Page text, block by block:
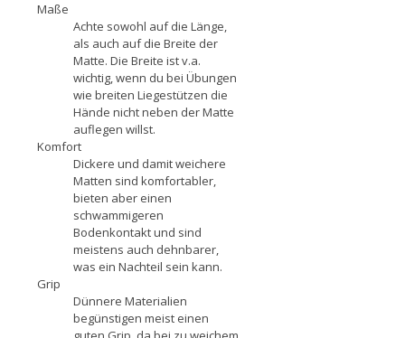
Maße
Achte sowohl auf die Länge,
als auch auf die Breite der
Matte. Die Breite ist v.a.
wichtig, wenn du bei Übungen
wie breiten Liegestützen die
Hände nicht neben der Matte
auflegen willst.
Komfort
Dickere und damit weichere
Matten sind komfortabler,
bieten aber einen
schwammigeren
Bodenkontakt und sind
meistens auch dehnbarer,
was ein Nachteil sein kann.
Grip
Dünnere Materialien
begünstigen meist einen